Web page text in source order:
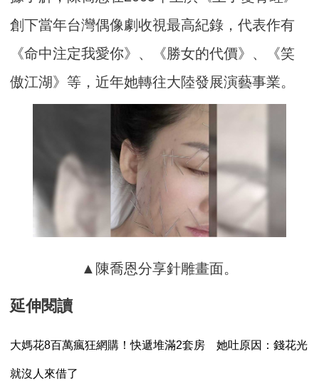
創下當年台灣偶像劇收視最高紀錄，代表作有
《命中注定我愛你》、《勝女的代價》、《笑
傲江湖》等，近年她轉往大陸發展演藝事業。
▲陳喬恩分享針雕畫面。
延伸閱讀
大媽花8百萬瘋狂網購！快遞堆滿2套房 她吐原因：錢花光
就沒人來借了